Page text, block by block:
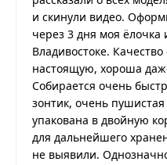
и скинули видео.
через 3 дня моя
Владивостоке.
настоящую, хороша
Собирается очень
зонтик, очень
упакована в двойную
для дальнейшего
не выявили.